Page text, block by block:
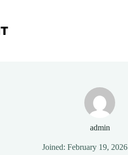
admin
Joined: February 19, 2026